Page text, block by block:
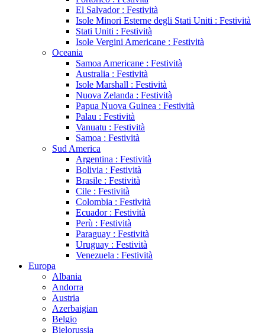
El Salvador : Festività
Isole Minori Esterne degli Stati Uniti : Festività
Stati Uniti : Festività
Isole Vergini Americane : Festività
Oceania
Samoa Americane : Festività
Australia : Festività
Isole Marshall : Festività
Nuova Zelanda : Festività
Papua Nuova Guinea : Festività
Palau : Festività
Vanuatu : Festività
Samoa : Festività
Sud America
Argentina : Festività
Bolivia : Festività
Brasile : Festività
Cile : Festività
Colombia : Festività
Ecuador : Festività
Perù : Festività
Paraguay : Festività
Uruguay : Festività
Venezuela : Festività
Europa
Albania
Andorra
Austria
Azerbaigian
Belgio
Bielorussia